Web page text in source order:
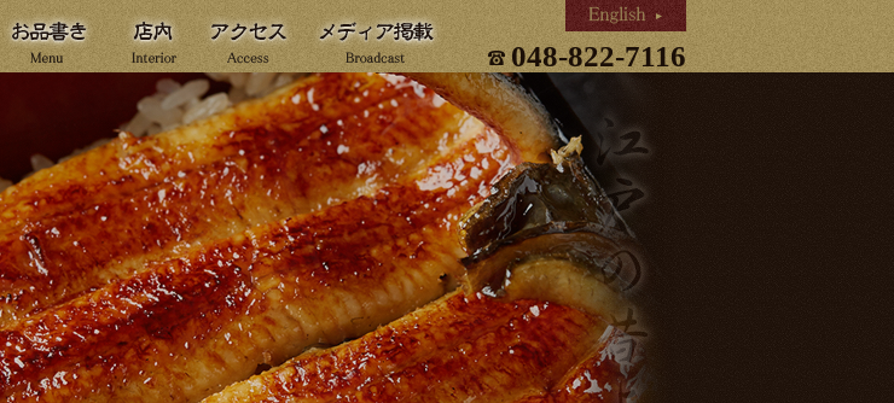
048-822-7116